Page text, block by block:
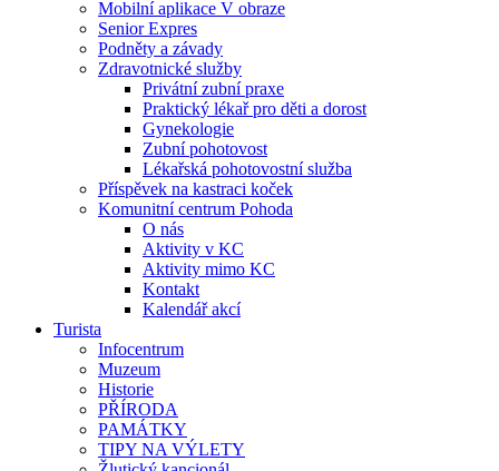
Mobilní aplikace V obraze
Senior Expres
Podněty a závady
Zdravotnické služby
Privátní zubní praxe
Praktický lékař pro děti a dorost
Gynekologie
Zubní pohotovost
Lékařská pohotovostní služba
Příspěvek na kastraci koček
Komunitní centrum Pohoda
O nás
Aktivity v KC
Aktivity mimo KC
Kontakt
Kalendář akcí
Turista
Infocentrum
Muzeum
Historie
PŘÍRODA
PAMÁTKY
TIPY NA VÝLETY